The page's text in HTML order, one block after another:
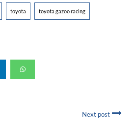
toyota toyota gazoo racing
Next post